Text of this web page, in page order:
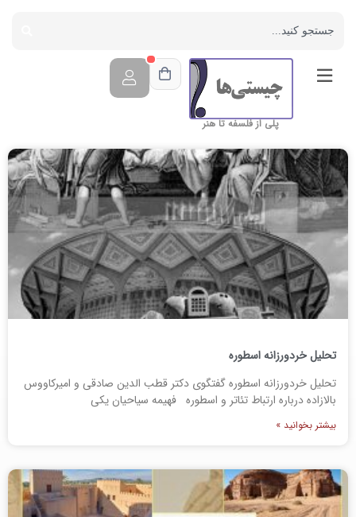
پلی از فلسفه تا هنر
تحلیل خردورزانه اسطوره
تحلیل خردورزانه اسطوره گفتگوی دکتر قطب الدین صادقی و امیرکاووس
بالازاده درباره ارتباط تئاتر و اسطوره فهیمه سیاحیان یکی
بیشتر بخوانید »